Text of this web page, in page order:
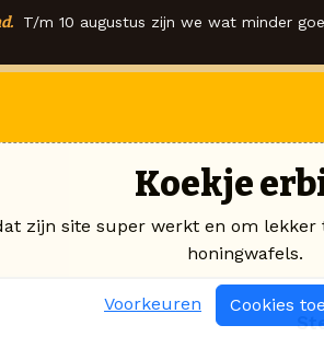
T/m 10 augustus zijn we wat minder
Koekje
zijn site super werkt en om
honingwafels.
Voorkeuren Cookies